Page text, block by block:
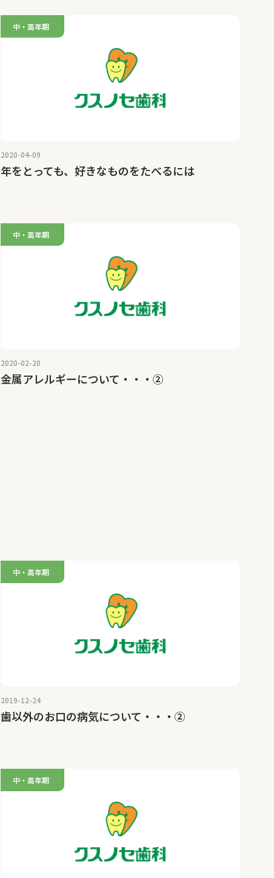
中・高年期
2020-04-09
年をとっても、好きなものをたべるには
中・高年期
2020-02-20
金属アレルギーについて・・・②
中・高年期
2019-12-24
歯以外のお口の病気について・・・②
中・高年期